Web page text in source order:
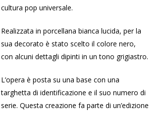
cultura pop universale.
Realizzata in porcellana bianca lucida, per la
sua decorato è stato scelto il colore nero,
con alcuni dettagli dipinti in un tono grigiastro.
L’opera è posta su una base con una
targhetta di identificazione e il suo numero di
serie. Questa creazione fa parte di un’edizione